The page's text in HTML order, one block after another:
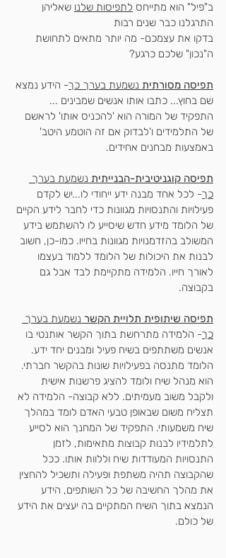
ב"פיל" הוא מתייחס לתפיסות שלנו שאליהן
התרגלנו כבר שנים רבות
בדקו את עצמכם- מה יותר מתאים לתחושת
ה"נכון" שלכם כרגע?
תפיסה מסורתית נשמעת בערך כך- הידע נמצא
שם בחוץ... כתבו אותו אנשים שמבינים ...
התפקיד של המורה הוא 'להכניס אותו' לראשם
של התלמידים ו'לבדוק אם זה הוטמע היטב'
באמצעות מבחנים אחידים.
תפיסה קוגניטיבית-הבנייתית נשמעת בערך
כך- לכל אחד מבנה ידע ייחודי לו...יש לקדם
פעילויות והתנסויות מגוונות כדי לחבר לידע הקיים
של הלומד מידע חדש שיסייע לו להשתמש בידע
המשולב בהזדמנויות מגוונות בחייו. כמו-כן, חשוב
לבנות את היכולות של הלומד ללמוד בעצמו
לאורך חייו. הלמידה מתקיימת לבד אבל גם
בקבוצה.
תפיסה שיתופית תלויית הקשר נשמעת בערך
כך- הלמידה מתרחשת בתוך הקשר אותנטי בו
אנשים משתתפים בשיח פעיל ומבנים יחד ידע.
הלומד מתנסה בפעילויות שונות בהקשר חברתי.
הוא מנהל שיח ולומד להציג פרשנות אישית
ולקבל משוב מעמיתים. ללא קבוצה- הלמידה לא
תצליח משום שבאופן טבעי האדם לומד במהלך
שיח משמעותי. התפקיד של המחנך הוא לסייע
לתלמידיו לבנות קבוצות מתאימות, לזמן
התנסויות המעודדות שיח וללוות אותו. ככל
שהקבוצה תהיה משתפת ופעילה ותשכיל להחצין
את מהלך החשיבה של כל השותפים, הידע
הנמצא בתוך השיח המתקיים בה יעצים את הידע
של כולם.